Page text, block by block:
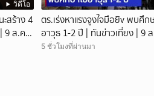
วิดีโอ
สร้าง 4
9 ส.ค.
ตร.เร่งหาแรงจูงใจมือยิv พบศึก
อาวุธ 1-2 ปี | ทันข่าวเที่ยง | 9
NationTV22 สอบพยานแล้ว
5 ชั่วโมงที่ผ่านมา